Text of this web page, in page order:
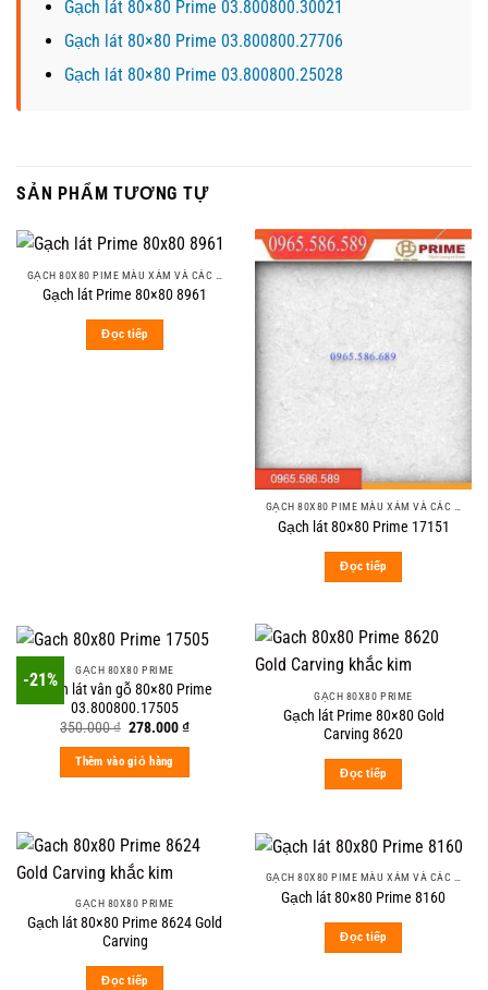
Gạch lát 80×80 Prime 03.800800.30021
Gạch lát 80×80 Prime 03.800800.27706
Gạch lát 80×80 Prime 03.800800.25028
SẢN PHẨM TƯƠNG TỰ
Gạch lát Prime 80×80 8961
Đọc tiếp
GẠCH 80X80 PIME MÀU XÁM VÀ CÁC MÀU VÂN SÁNG NHẸ
Gạch lát 80×80 Prime 17151
Đọc tiếp
-21% GẠCH 80X80 PRIME
Gạch lát vân gỗ 80×80 Prime
03.800800.17505
350.000₫ Original
was:
350.000 ₫.
278.000₫Current
Thêm vào giỏ hàng
GẠCH 80X80 PRIME
Gạch lát Prime 80×80 Gold
Carving 8620
Đọc tiếp
GẠCH 80X80 PRIME
Gạch lát 80×80 Prime 8624 Gold
Carving
Đọc tiếp
GẠCH 80X80 PIME MÀU XÁM VÀ CÁC MÀU VÂN SÁNG NHẸ
Gạch lát 80×80 Prime 8160
Đọc tiếp